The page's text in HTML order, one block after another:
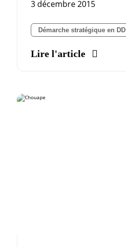
3 décembre 2015
Démarche stratégique en DD
Lire l'article